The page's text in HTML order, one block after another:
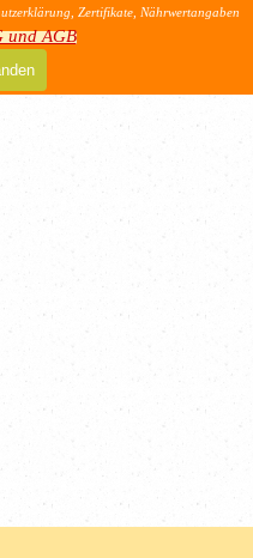
Zertifikate, Nährwertangaben
und AGB